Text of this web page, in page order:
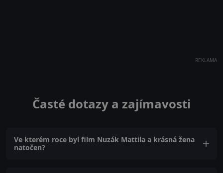
REKLAMA
Časté dotazy a zajímavosti
Ve kterém roce byl film Nuzák Mattila a krásná žena
natočen?